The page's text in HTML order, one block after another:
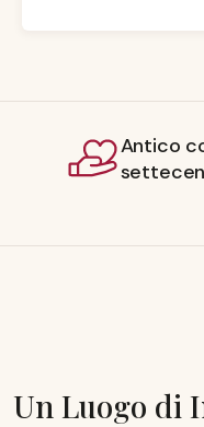
Antico
Un Luogo di